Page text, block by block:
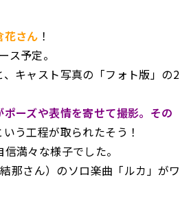
花さん ！
ス予定。
キャスト写真の「フォト版」の2
ーズや表情を寄せて撮影。その
いう工程が取られたそう！
満々な様子でした。
那さん）のソロ楽曲「ルカ」がワ